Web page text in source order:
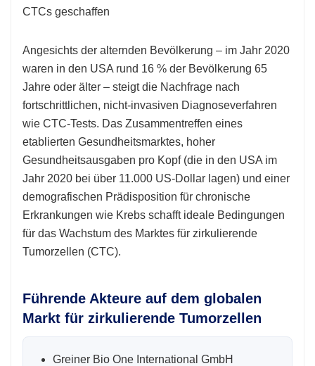
CTCs geschaffen
Angesichts der alternden Bevölkerung – im Jahr 2020
waren in den USA rund 16 % der Bevölkerung 65
Jahre oder älter – steigt die Nachfrage nach
fortschrittlichen, nicht-invasiven Diagnoseverfahren
wie CTC-Tests. Das Zusammentreffen eines
etablierten Gesundheitsmarktes, hoher
Gesundheitsausgaben pro Kopf (die in den USA im
Jahr 2020 bei über 11.000 US-Dollar lagen) und einer
demografischen Prädisposition für chronische
Erkrankungen wie Krebs schafft ideale Bedingungen
für das Wachstum des Marktes für zirkulierende
Tumorzellen (CTC).
Führende Akteure auf dem globalen
Markt für zirkulierende Tumorzellen
Greiner Bio One International GmbH